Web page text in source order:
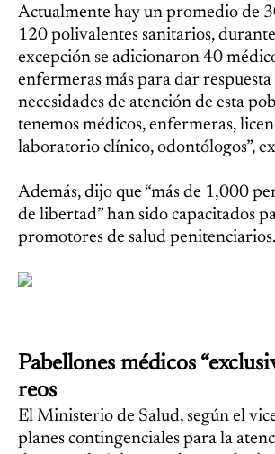
Actualmente hay un promedio de
120 polivalentes sanitarios,
excepción se adicionaron 40
enfermeras más para dar respuesta
necesidades de atención de esta
tenemos médicos, enfermeras,
laboratorio clínico, odontólogos”,
Además, dijo que “más de 1,000
de libertad” han sido capacitados
promotores de salud penitenciarios.
Pabellones médicos
reos
El Ministerio de Salud, según el
planes contingenciales para la